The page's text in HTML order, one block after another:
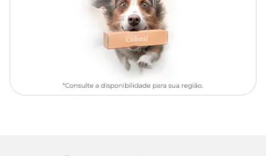
0,5 cm
3 cm entre sementes
25 a 30 dias após a germinação
30 cm x 30 cm
30 – 50 cm
Germinação:4 a 21 dias